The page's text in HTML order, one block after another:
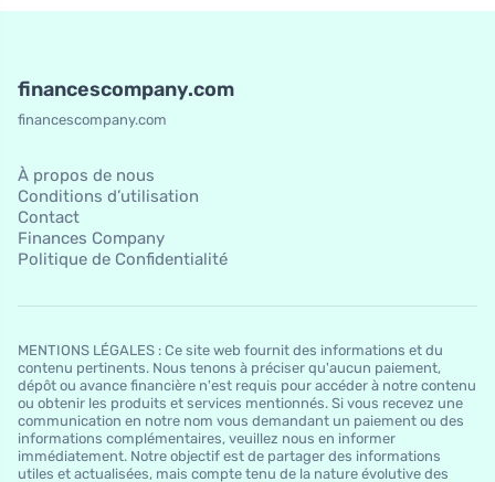
financescompany.com
financescompany.com
À propos de nous
Conditions d’utilisation
Contact
Finances Company
Politique de Confidentialité
MENTIONS LÉGALES : Ce site web fournit des informations et du
contenu pertinents. Nous tenons à préciser qu'aucun paiement,
dépôt ou avance financière n'est requis pour accéder à notre contenu
ou obtenir les produits et services mentionnés. Si vous recevez une
communication en notre nom vous demandant un paiement ou des
informations complémentaires, veuillez nous en informer
immédiatement. Notre objectif est de partager des informations
utiles et actualisées, mais compte tenu de la nature évolutive des